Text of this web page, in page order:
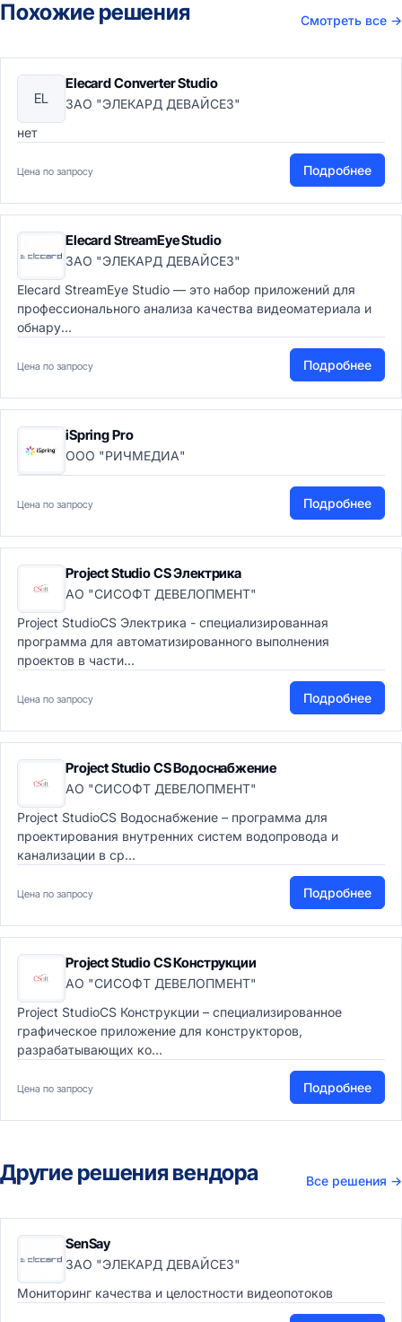
Похожие решения Смотреть все →
EL
Elecard Converter Studio
ЗАО "ЭЛЕКАРД ДЕВАЙСЕЗ"
нет
Цена по запросу Подробнее
Elecard StreamEye Studio
ЗАО "ЭЛЕКАРД ДЕВАЙСЕЗ"
Elecard StreamEye Studio — это набор приложений для
профессионального анализа качества видеоматериала и
обнару...
Цена по запросу Подробнее
iSpring Pro
ООО "РИЧМЕДИА"
Цена по запросу Подробнее
Project Studio CS Электрика
АО "СИСОФТ ДЕВЕЛОПМЕНТ"
Project StudioCS Электрика - специализированная
программа для автоматизированного выполнения
проектов в части...
Цена по запросу Подробнее
Project Studio CS Водоснабжение
АО "СИСОФТ ДЕВЕЛОПМЕНТ"
Project StudioCS Водоснабжение – программа для
проектирования внутренних систем водопровода и
канализации в ср...
Цена по запросу Подробнее
Project Studio CS Конструкции
АО "СИСОФТ ДЕВЕЛОПМЕНТ"
Project StudioCS Конструкции – специализированное
графическое приложение для конструкторов,
разрабатывающих ко...
Цена по запросу Подробнее
Другие решения вендора Все решения →
SenSay
ЗАО "ЭЛЕКАРД ДЕВАЙСЕЗ"
Мониторинг качества и целостности видеопотоков